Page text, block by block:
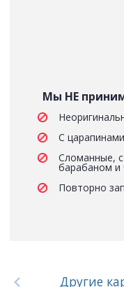
Мы НЕ
С
Сломанные,
барабаном и
Повторно
Другие